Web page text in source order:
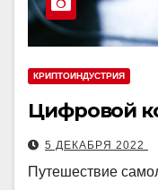
КРИПТОИНДУСТРИЯ
Цифровой
5 ДЕКАБРЯ 2022
Путешествие